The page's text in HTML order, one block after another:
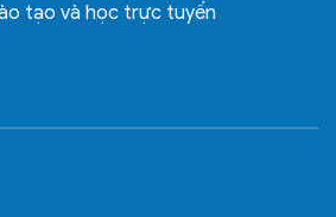
tạo và học trực tuyến